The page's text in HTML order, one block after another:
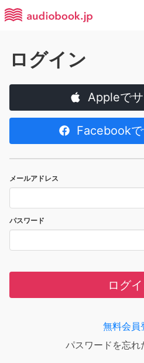
ログイン
Appleで
Facebook
メールアドレス
パスワード
ログ
無料会員
パスワードを忘れ